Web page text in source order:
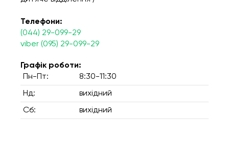
Телефони:
(044) 29-099-29
viber (095) 29-099-29
Графік роботи:
Пн-Пт:
8:30-11:30
Нд: вихідний
Сб: вихідний